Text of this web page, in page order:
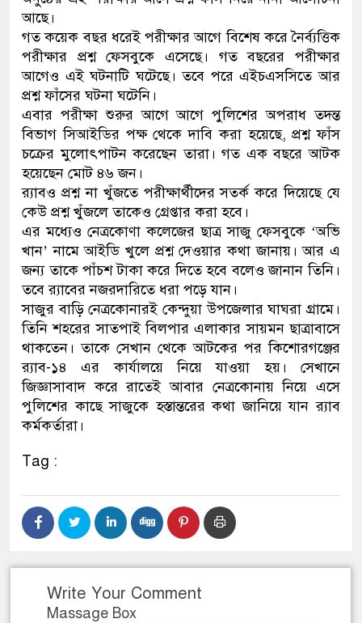
আছে।
গত কয়েক বছর ধরেই পরীক্ষার আগে বিশেষ করে নৈর্ব্যত্তিক
পরীক্ষার প্রশ্ন ফেসবুকে এসেছে। গত বছরের পরীক্ষার
আগেও এই ঘটনাটি ঘটেছে। তবে পরে এইচএসসিতে আর
প্রশ্ন ফাঁসের ঘটনা ঘটেনি।
এবার পরীক্ষা শুরুর আগে আগে পুলিশের অপরাধ তদন্ত
বিভাগ সিআইডির পক্ষ থেকে দাবি করা হয়েছে, প্রশ্ন ফাঁস
চক্রের মুলোৎপাটন করেছেন তারা। গত এক বছরে আটক
হয়েছেন মোট ৪৬ জন।
র‌্যাবও প্রশ্ন না খুঁজতে পরীক্ষার্থীদের সতর্ক করে দিয়েছে যে
কেউ প্রশ্ন খুঁজলে তাকেও গ্রেপ্তার করা হবে।
এর মধ্যেও নেত্রকোণা কলেজের ছাত্র সাজু ফেসবুকে ‘অভি
খান’ নামে আইডি খুলে প্রশ্ন দেওয়ার কথা জানায়। আর এ
জন্য তাকে পাঁচশ টাকা করে দিতে হবে বলেও জানান তিনি।
তবে র‌্যাবের নজরদারিতে ধরা পড়ে যান।
সাজুর বাড়ি নেত্রকোনারই কেন্দুয়া উপজেলার ঘাঘরা গ্রামে।
তিনি শহরের সাতপাই বিলপার এলাকার সায়মন ছাত্রাবাসে
থাকতেন। তাকে সেখান থেকে আটকের পর কিশোরগঞ্জের
র‌্যাব-১৪ এর কার্যালয়ে নিয়ে যাওয়া হয়। সেখানে
জিজ্ঞাসাবাদ করে রাতেই আবার নেত্রকোনায় নিয়ে এসে
পুলিশের কাছে সাজুকে হস্তান্তরের কথা জানিয়ে যান র‌্যাব
কর্মকর্তারা।
Tag :
Write Your Comment
Massage Box